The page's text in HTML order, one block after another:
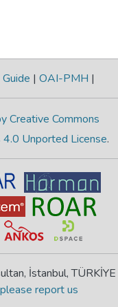
Guide | OAI-PMH |
Creative Commons
Unported License.
İstanbul, TÜRKİYE
report us